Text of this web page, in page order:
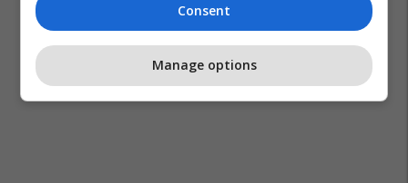
Consent
Manage options